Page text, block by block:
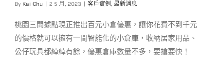
客戶實例 最新消息
By Kai Chu 2 5 月, 2023 客戶實例 , 最新消息
桃園三間據點現正推出百元小倉優惠，讓你花費不到千元
的價格就可以擁有一間智能化的小倉庫，收納居家用品、
公仔玩具都綽綽有餘，優惠倉庫數量不多，要搶要快！